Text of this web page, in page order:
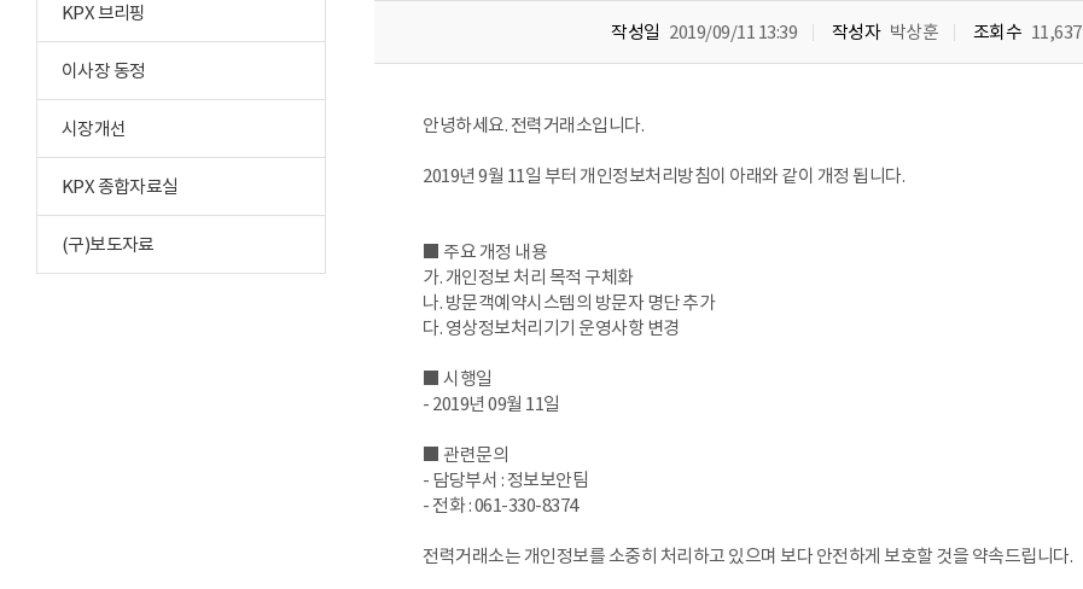
KPX 브리핑
이사장 동정
시장개선
KPX 종합자료실
(구)보도자료
작성일 2019/09/11 13:39 작성자 박상훈 조회수 11,637
안녕하세요. 전력거래소입니다.
2019년 9월 11일 부터 개인정보처리방침이 아래와 같이 개정 됩니다.
■ 주요 개정 내용
가. 개인정보 처리 목적 구체화
나. 방문객예약시스템의 방문자 명단 추가
다. 영상정보처리기기 운영사항 변경
■ 시행일
- 2019년 09월 11일
■ 관련문의
- 담당부서 : 정보보안팀
- 전화 : 061-330-8374
전력거래소는 개인정보를 소중히 처리하고 있으며 보다 안전하게 보호할 것을 약속드립니다.